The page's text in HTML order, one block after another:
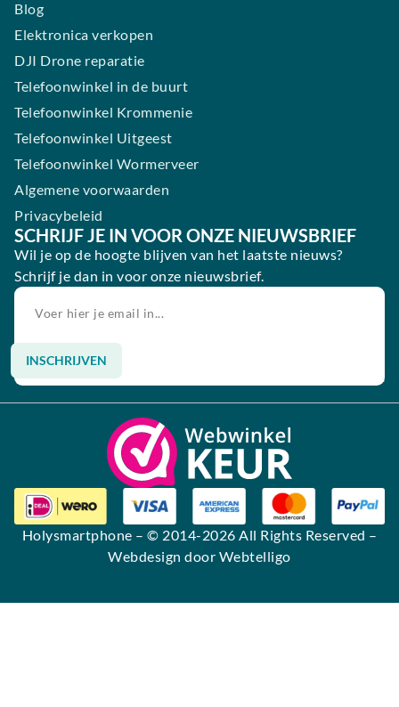
Blog
Elektronica verkopen
DJI Drone reparatie
Telefoonwinkel in de buurt
Telefoonwinkel Krommenie
Telefoonwinkel Uitgeest
Telefoonwinkel Wormerveer
Algemene voorwaarden
Privacybeleid
SCHRIJF JE IN VOOR ONZE NIEUWSBRIEF
Wil je op de hoogte blijven van het laatste nieuws?
Schrijf je dan in voor onze nieuwsbrief.
INSCHRIJVEN
Alternative:
Holysmartphone – © 2014-2026 All Rights Reserved –
Webdesign door Webtelligo